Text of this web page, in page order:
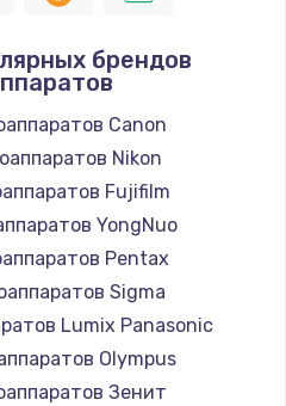
брендов
Canon
Nikon
Fujifilm
YongNuo
Pentax
Sigma
Lumix Panasonic
Olympus
Зенит